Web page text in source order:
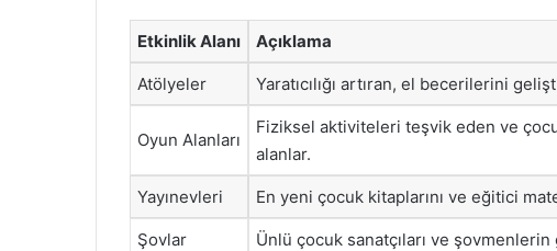
Etkinlik Alanı Açıklama
Atölyeler Yaratıcılığı artıran, el becerilerini
Oyun Alanları
Fiziksel aktiviteleri teşvik eden ve
alanlar.
Yayınevleri En yeni çocuk kitaplarını ve eğitici
Şovlar Ünlü çocuk sanatçıları ve